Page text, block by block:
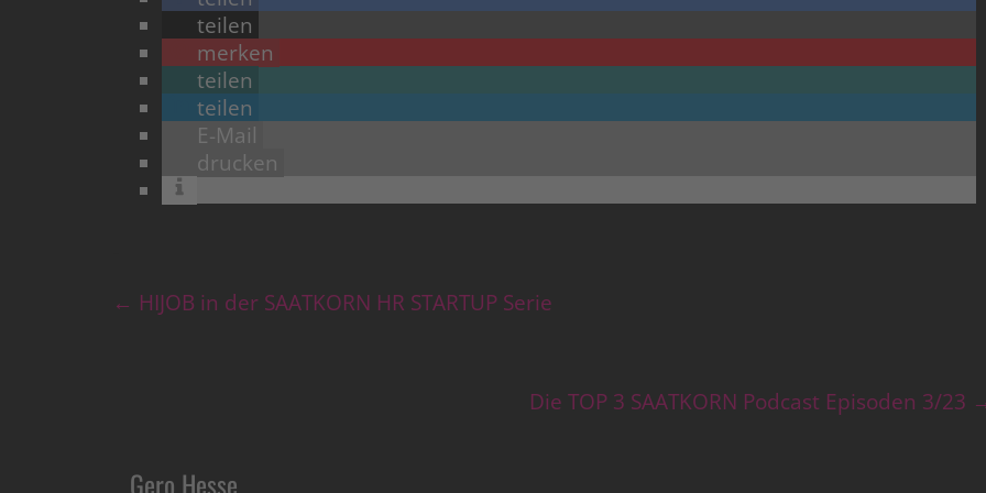
teilen
merken
teilen
teilen
E-Mail
drucken
← HIJOB in der SAATKORN HR STARTUP Serie
Die TOP 3 SAATKORN Podcast Episoden 3/23
Gero Hesse